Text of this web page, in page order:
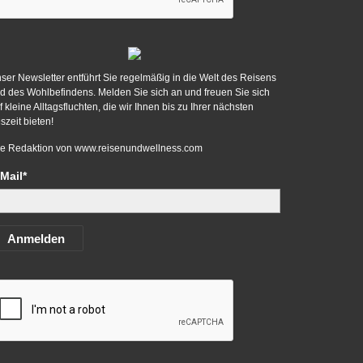
Newsletter entführt Sie regelmäßig in die Welt des Reisens
des Wohlbefindens. Melden Sie sich an und freuen Sie sich
kleine Alltagsfluchten, die wir Ihnen bis zu Ihrer nächsten
bieten!
Redaktion von www.reisenundwellness.com
Anmelden